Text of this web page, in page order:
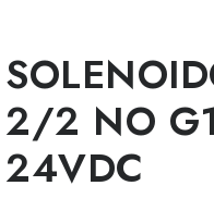
2/2 NO
24VDC